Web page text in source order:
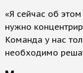
«Я сейчас об
нужно
Команда у нас
необходимо